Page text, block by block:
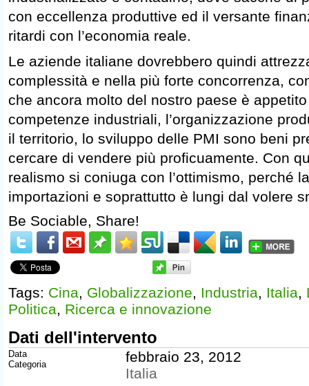
con eccellenza produttive ed il versante
ritardi con l’economia reale.
Le aziende italiane dovrebbero quindi
complessità e nella più forte concorrenza,
che ancora molto del nostro paese è
competenze industriali, l’organizzazione
il territorio, lo sviluppo delle PMI sono beni
cercare di vendere più proficuamente. Con
realismo si coniuga con l’ottimismo, perché
importazioni e soprattutto è lungi dal volere
Be Sociable, Share!
Tags: Cina, Globalizzazione, Industria, Italia,
Politica, Ricerca e innovazione
Dati dell'intervento
Data
Categoria
febbraio 23, 2012
Italia